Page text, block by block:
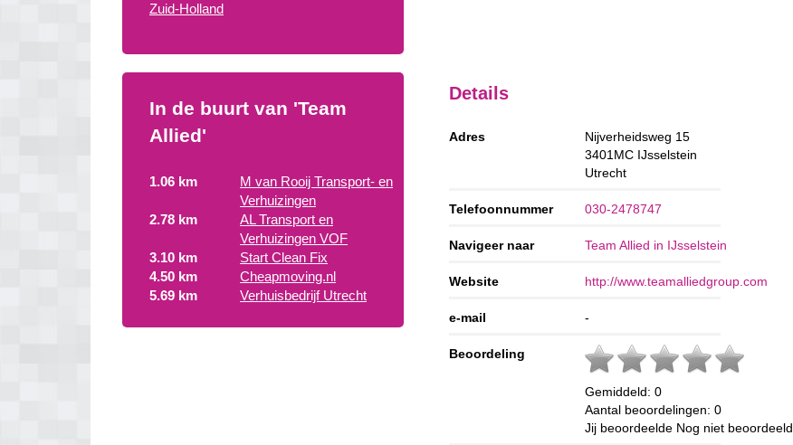
Zuid-Holland
In de buurt van 'Team
Allied'
1.06 km
M van Rooij Transport- en
Verhuizingen
2.78 km
AL Transport en
Verhuizingen VOF
3.10 km
Start Clean Fix
4.50 km
Cheapmoving.nl
5.69 km
Verhuisbedrijf Utrecht
Details
Adres
Nijverheidsweg 15
3401MC IJsselstein
Utrecht
Telefoonnummer 030-2478747
Navigeer naar Team Allied in IJsselstein
Website http://www.teamalliedgroup.com
e-mail -
Beoordeling
Gemiddeld:0
Aantal beoordelingen:0
Jij beoordeelde Nog niet beoordeeld